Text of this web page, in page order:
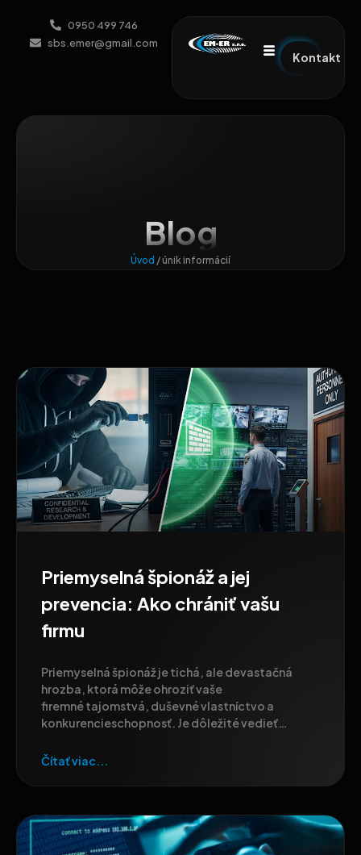
0950 499 746
sbs.emer@gmail.com
Kontakt
Blog
Úvod / únik informácií
Priemyselná špionáž a jej
prevencia: Ako chrániť vašu
firmu
Priemyselná špionáž je tichá, ale devastačná
hrozba, ktorá môže ohroziť vaše
firemné tajomstvá, duševné vlastníctvo a
konkurencieschopnosť. Je dôležité vedieť
Čítať viac...